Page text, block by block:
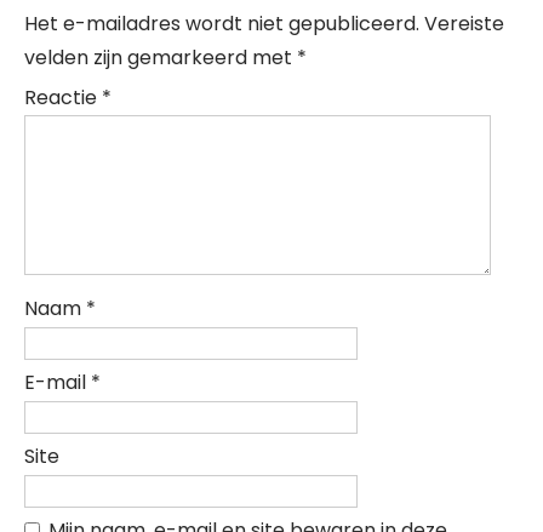
Het e-mailadres wordt niet gepubliceerd. Vereiste
velden zijn gemarkeerd met *
Reactie *
Naam *
E-mail *
Site